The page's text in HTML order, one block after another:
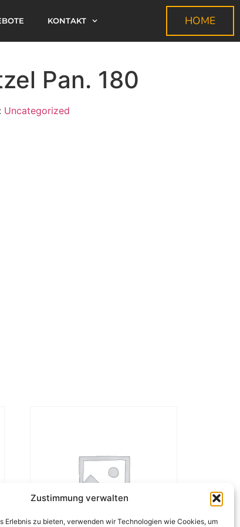
Zustimmung verwalten
Erlebnis zu bieten, verwenden wir Technologien wie Cookies, um
KONTAKT HOME
Pan. 180
Uncategorized